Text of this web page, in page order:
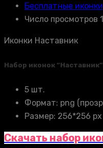
Бесплатные иконки
Число просмотров
Иконки Наставник
Набор иконок
5 шт.
Формат: png
Размер: 256*256 px
Скачать набор